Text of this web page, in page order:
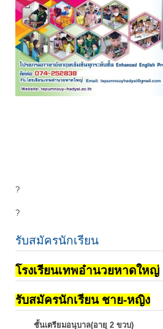
?
?
รับสมัครนักเรียน
โรงเรียนเทพอำนวยหาดใหญ่
รับสมัครนักเรียน ชาย-หญิง
ชั้นเตรียมอนุบาล(อายุ 2 ขวบ)